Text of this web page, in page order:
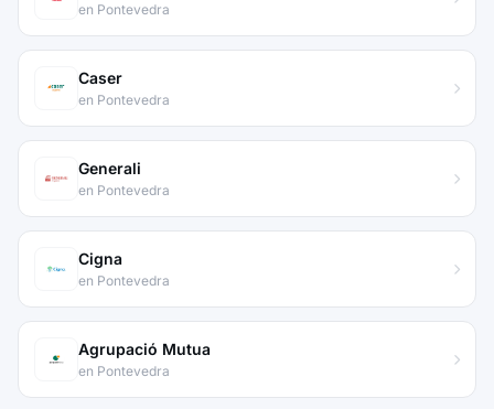
en Pontevedra
Caser
en Pontevedra
Generali
en Pontevedra
Cigna
en Pontevedra
Agrupació Mutua
en Pontevedra